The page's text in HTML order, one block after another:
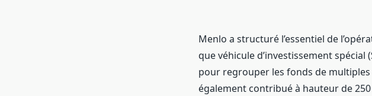
Menlo a structuré l’essentiel de
que véhicule d’investissement spécial
pour regrouper les fonds de
également contribué à hauteur de